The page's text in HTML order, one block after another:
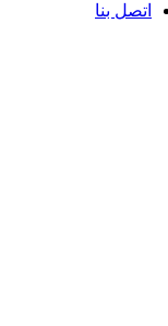
اتصل بنا